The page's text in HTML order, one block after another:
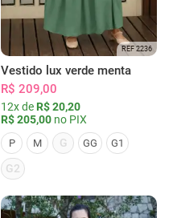
REF 2236
Vestido lux verde menta
R$ 209,00
12x de R$ 20,20
R$ 205,00 no PIX
P M G GG G1
G2